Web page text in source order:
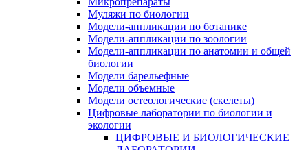
Муляжи по биологии
Модели-аппликации по ботанике
Модели-аппликации по зоологии
Модели-аппликации по анатомии и общей
биологии
Модели барельефные
Модели объемные
Модели остеологические (скелеты)
Цифровые лаборатории по биологии и
экологии
ЦИФРОВЫЕ И БИОЛОГИЧЕСКИЕ